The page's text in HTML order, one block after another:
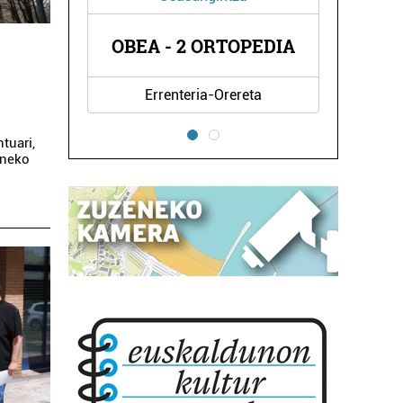
- 2 ORTOPEDIA BIZARAIN